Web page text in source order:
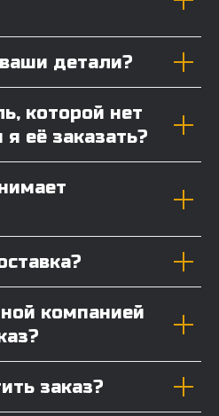
детали?
которой нет
я её заказать?
компанией
заказ?